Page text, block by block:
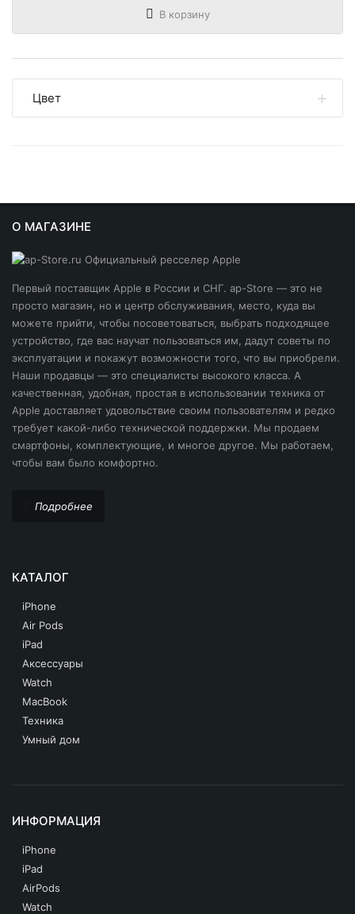
В корзину
Цвет
О МАГАЗИНЕ
Первый поставщик Apple в России и СНГ. ap-Store — это не
просто магазин, но и центр обслуживания, место, куда вы
можете прийти, чтобы посоветоваться, выбрать подходящее
устройство, где вас научат пользоваться им, дадут советы по
эксплуатации и покажут возможности того, что вы приобрели.
Наши продавцы — это специалисты высокого класса. А
качественная, удобная, простая в использовании техника от
Apple доставляет удовольствие своим пользователям и редко
требует какой-либо технической поддержки. Мы продаем
смартфоны, комплектующие, и многое другое. Мы работаем,
чтобы вам было комфортно.
Подробнее
КАТАЛОГ
iPhone
Air Pods
iPad
Аксессуары
Watch
MacBook
Техника
Умный дом
ИНФОРМАЦИЯ
iPhone
iPad
AirPods
Watch